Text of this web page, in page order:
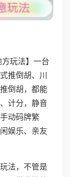
方玩法】一台
推倒胡、川
倒胡，都能
计分，静音
动码牌繁
娱乐、亲友
法，不管是